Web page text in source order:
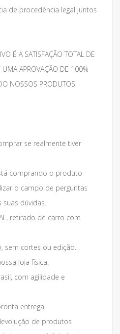
de procedência legal juntos
É A SATISFAÇÃO TOTAL DE
APROVAÇÃO DE 100%
NOSSOS PRODUTOS
se realmente tiver
comprando o produto
o campo de perguntas
dúvidas.
retirado de carro com
sem cortes ou edição.
loja física.
com agilidade e
entrega.
de produtos